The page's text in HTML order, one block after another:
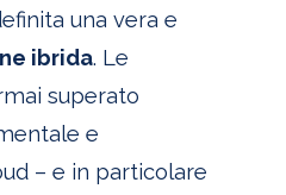
una vera e
ibrida. Le
superato
e
– e in particolare